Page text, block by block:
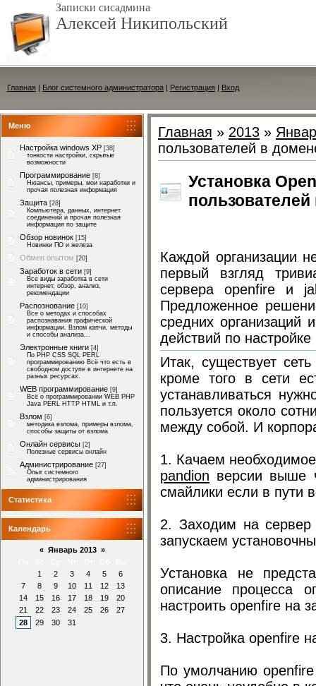
Записки сисадмина
Алексей Никипольский
Главная | Блог системного администратора | Регистрация | Вход
Меню
Настройка windows XP [38]
тонкости настройки, скрытые
возможности
Программирование [8]
Нюансы, примеры, мои наработки и
прочая полезная информация
Защита [28]
Компьютера, данных, интернет
соединений и прочая полезная
информация по защите
Обзор новинок [15]
Новинки ПО и железа
Обмен опытом [20]
Заработок в сети [9]
Все виды заработка в сети
интернет, обзор, анализ,
рекомендации
Распознование [10]
Все о методах и способах
распознавания графической
информации. Взлом капчи, методы
и способы анализа...
Электронные книги [4]
По PHP CSS SQL PERL
программированию Всё что есть в
свободном доступе в интернете на
разных ресурсах.
WEB программирование [9]
Всё о программировании WEB PHP
Java PERL HTTP HTML и т.п.
Взлом [6]
методика взлома, примеры взлома,
способы защиты от взлома
Онлайн сервисы [2]
Полезные сервисы онлайн
Администрирование [27]
Опыт системного
администрирования
Статистика
Календарь
« Январь 2013 »
1
2 3 4 5
6
7
8 9 10 11 12
13
14
15 16 17 18 19
20
21
22 23 24 25 26
27
28
29 30 31
Главная » 2013 »
пользователей в
Установка
Каждой организации
первый взгляд
сервера openfire и
Предложенное
средних организаций
действий по
Итак, существует
кроме того в сети
устанавливаться
пользуется около
между собой. И
1. Качаем
pandion версии выше
смайлики если в пути
2. Заходим на сервер
запускаем
Установка не
описание процесса
настроить openfire на
3. Настройка openfire
По умолчанию